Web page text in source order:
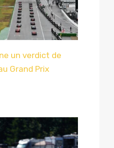
un verdict de
Grand Prix